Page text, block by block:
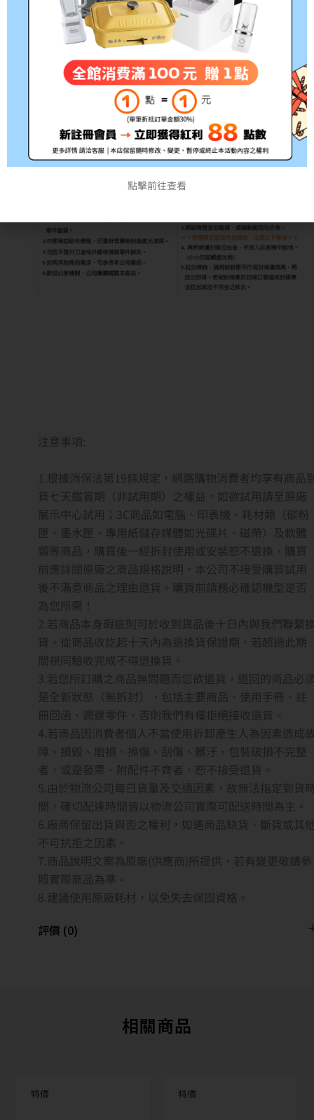
注意事項:
1.根據消保法第19條規定，網路購物消費者均享有商品
貨七天鑑賞期 （非試用期）
之權益。如欲試用請至原廠
展示中心試用；3C商品如電腦、印表機、耗材類（碳粉
匣、墨水匣、專用紙儲存媒體如光碟片、磁帶）及軟體
類等商品，購買後一經拆封使用或安裝恕不退換，購買
前應詳閱原廠之商品規格說明，本公司不接受購買試用
後不滿意商品之理由退貨。購買前請務必確認機型是否
為您所需！
2.若商品本身瑕疵則可於收到貨品後十日內與我們聯繫
貨。從商品收訖起十天內為退換貨保證期，若超過此期
間視同驗收完成不得退換貨。
3.若您所訂購之商品無問題而您欲退貨，退回的商品必
是全新狀態（無拆封），包括主要商品、使用手冊、註
冊回函、週邊零件，否則我們有權拒絕接收退貨。
4.若商品因消費者個人不當使用拆卸產生人為因素造成
障、損毀、磨損、擦傷、刮傷、髒汙、包裝破損不完整
者，或是發票、附配件不齊者，恕不接受退貨。
5.由於物流公司每日貨量及交通因素，故無法指定到貨
間，確切配達時間皆以物流公司實際可配送時間為主。
6.廠商保留出貨與否之權利，如遇商品缺貨、斷貨或其
不可抗拒之因素。
7.商品說明文案為原廠(供應商)所提供，若有變更敬請參
照實際商品為準。
8.建議使用原廠耗材，以免失去保固資格。
評價 (0)
相關商品
特價 特價
點擊前往查看